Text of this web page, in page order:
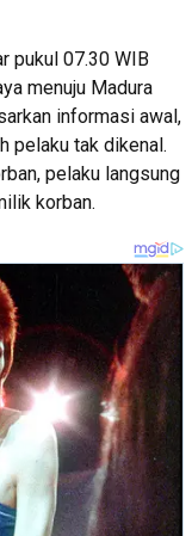
pukul 07.30 WIB
menuju Madura
informasi awal,
pelaku tak dikenal.
pelaku langsung
korban.